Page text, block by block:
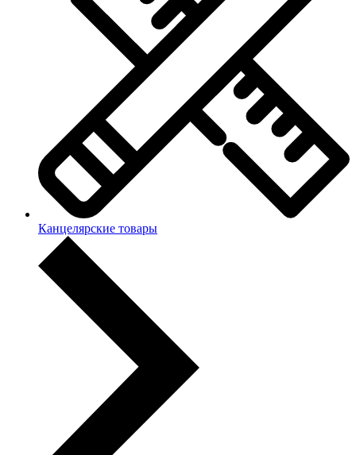
Канцелярские товары